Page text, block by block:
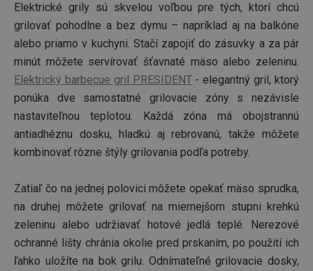
Elektrické grily sú skvelou voľbou pre tých, ktorí chcú
grilovať pohodlne a bez dymu – napríklad aj na balkóne
alebo priamo v kuchyni. Stačí zapojiť do zásuvky a za pár
minút môžete servírovať šťavnaté mäso alebo zeleninu.
Elektrický barbecue gril PRESIDENT- elegantný gril, ktorý
ponúka dve samostatné grilovacie zóny s nezávisle
nastaviteľnou teplotou. Každá zóna má obojstrannú
antiadhéznu dosku, hladkú aj rebrovanú, takže môžete
kombinovať rôzne štýly grilovania podľa potreby.
Zatiaľ čo na jednej polovici môžete opekať mäso sprudka,
na druhej môžete grilovať na miernejšom stupni krehkú
zeleninu alebo udržiavať hotové jedlá teplé. Nerezové
ochranné lišty chránia okolie pred prskaním, po použití ich
ľahko uložíte na bok grilu. Odnímateľné grilovacie dosky,